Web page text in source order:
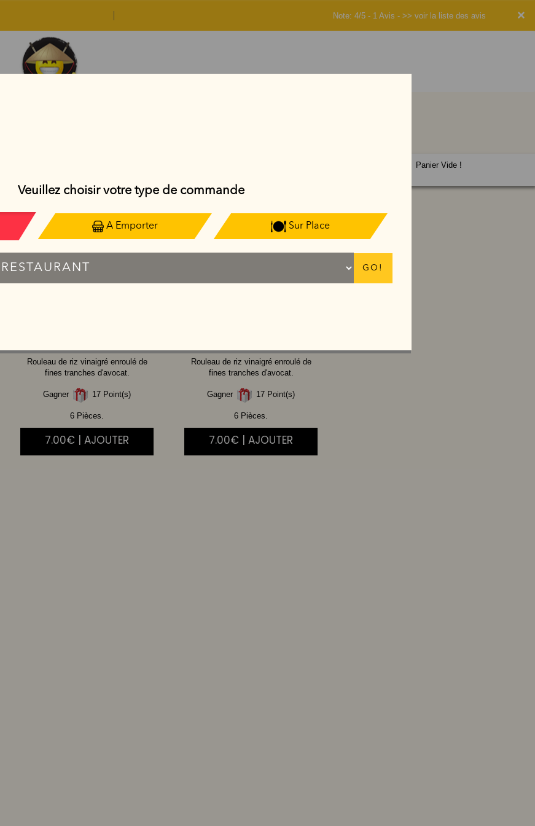
×
Note: 4/5 - 1 Avis - >> voir la liste des avis
Rouleau de riz vinaigré enroulé de
fines tranches d'avocat.
Gagner 17 Point(s)
6 Pièces.
7.00€ | AJOUTER
Rouleau de riz vinaigré enroulé de
fines tranches d'avocat.
Gagner 17 Point(s)
6 Pièces.
7.00€ | AJOUTER
Panier Vide !